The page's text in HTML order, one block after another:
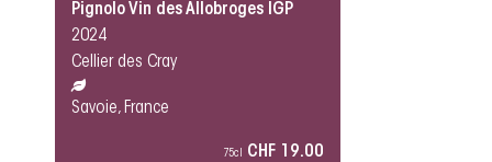
Pignolo Vin des Allobroges IGP
2024
Cellier des Cray
Savoie, France
75cl CHF 19.00